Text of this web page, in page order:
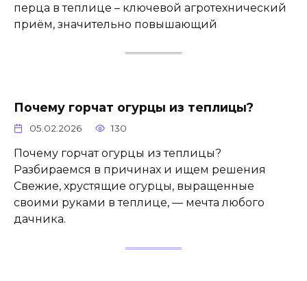
перца в теплице – ключевой агротехнический
приём, значительно повышающий
Почему горчат огурцы из теплицы?
05.02.2026 130
Почему горчат огурцы из теплицы?
Разбираемся в причинах и ищем решения
Свежие, хрустящие огурцы, выращенные
своими руками в теплице, — мечта любого
дачника.